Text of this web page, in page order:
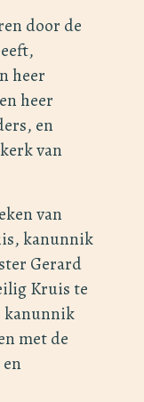
door de
heer
heer
en
van
van
kanunnik
Gerard
Kruis te
kanunnik
met de